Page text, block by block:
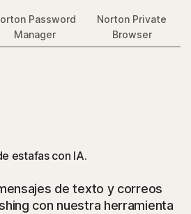
Password
Manager
Norton Private
Browser
estafas con IA.
de texto y correos
con nuestra herramienta